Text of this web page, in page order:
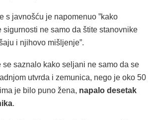
s javnošću je napomenuo ”kako
sigurnosti ne samo da štite stanovnike
i njihovo mišljenje”.
se saznalo kako seljani ne samo da se
utvrda i zemunica, nego je oko 50
je bilo puno žena, napalo desetak
.